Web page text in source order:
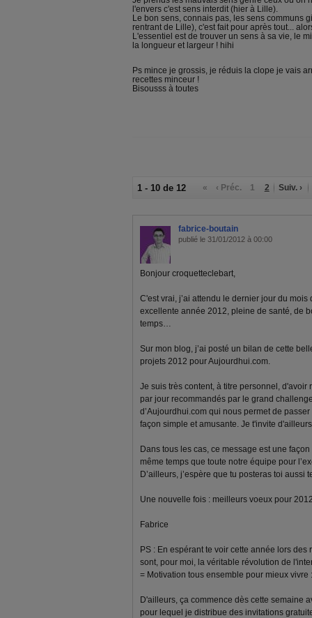
l'envers c'est sens interdit (hier à Lille).
Le bon sens, connais pas, les sens communs
rentrant de Lille), c'est fait pour après tout...
L'essentiel est de trouver un sens à sa vie, le
la longueur et largeur ! hihi
Ps mince je grossis, je réduis la clope je vais
recettes minceur !
Bisousss à toutes
1 - 10 de 12 « ‹ Préc. 1 2 Suiv. ›
fabrice-boutain
publié le 31/01/2012 à 00:00
Bonjour croquetteclebart,
C'est vrai, j’ai attendu le dernier jour du
excellente année 2012, pleine de santé, de
temps…
Sur mon blog, j’ai posté un bilan de cette
projets 2012 pour Aujourdhui.com.
Je suis très content, à titre personnel,
par jour recommandés par le grand
d’Aujourdhui.com qui nous permet de
façon simple et amusante. Je t'invite
Dans tous les cas, ce message est une
même temps que toute notre équipe pour
D’ailleurs, j’espère que tu posteras toi aussi
Une nouvelle fois : meilleurs voeux pour
Fabrice
PS : En espérant te voir cette année lors
sont, pour moi, la véritable révolution de
= Motivation tous ensemble pour mieux vivre
D'ailleurs, ça commence dès cette semaine
pour lequel je distribue des invitations